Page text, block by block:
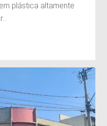
plástica altamente